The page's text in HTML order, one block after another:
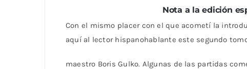
Nota a la edición
Con el mismo placer con el que acometí la
aquí al lector hispanohablante este segundo
maestro Boris Gulko. Algunas de las partidas